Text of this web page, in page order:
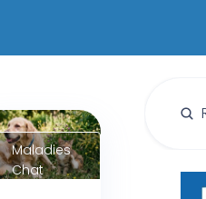
Maladies
Chat